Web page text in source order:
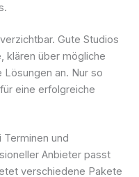
Gute Studios
klären über mögliche
Lösungen an. Nur so
eine erfolgreiche
und
Anbieter passt
verschiedene Pakete